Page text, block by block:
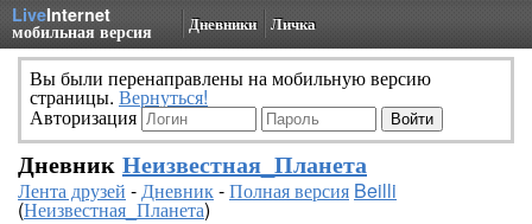
LiveInternet
мобильная версия Дневники Личка
Вы были перенаправлены на мобильную версию
страницы. Вернуться!
Авторизация
Дневник Неизвестная_Планета
Лента друзей -Дневник-Полная версия Beilli
(Неизвестная_Планета)